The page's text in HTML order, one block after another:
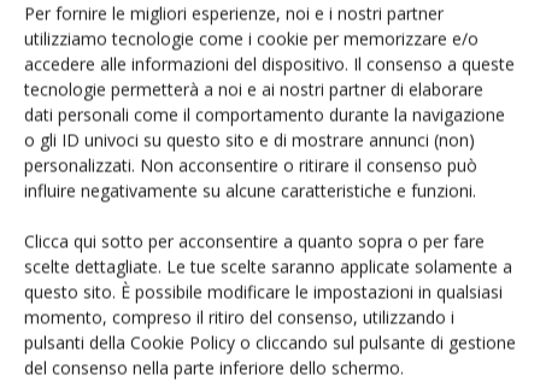
Per fornire le migliori esperienze, noi e i nostri partner
utilizziamo tecnologie come i cookie per memorizzare e/o
accedere alle informazioni del dispositivo. Il consenso a queste
tecnologie permetterà a noi e ai nostri partner di elaborare
dati personali come il comportamento durante la navigazione
o gli ID univoci su questo sito e di mostrare annunci (non)
personalizzati. Non acconsentire o ritirare il consenso può
influire negativamente su alcune caratteristiche e funzioni.
Clicca qui sotto per acconsentire a quanto sopra o per fare
scelte dettagliate. Le tue scelte saranno applicate solamente a
questo sito. È possibile modificare le impostazioni in qualsiasi
momento, compreso il ritiro del consenso, utilizzando i
pulsanti della Cookie Policy o cliccando sul pulsante di gestione
del consenso nella parte inferiore dello schermo.
Rimani aggiornato sul mondo
dell’agricoltura
Iscriviti alle nostre newsletter